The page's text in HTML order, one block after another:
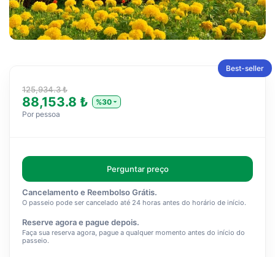
Best-seller
125,934.3 ₺
88,153.8 ₺
%30
Por pessoa
Perguntar preço
Cancelamento e Reembolso Grátis.
O passeio pode ser cancelado até 24 horas antes do horário de início.
Reserve agora e pague depois.
Faça sua reserva agora, pague a qualquer momento antes do início do
passeio.